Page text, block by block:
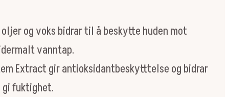
og voks bidrar til å beskytte huden mot
vanntap.
Extract gir antioksidantbeskytttelse og bidrar
gi fuktighet.